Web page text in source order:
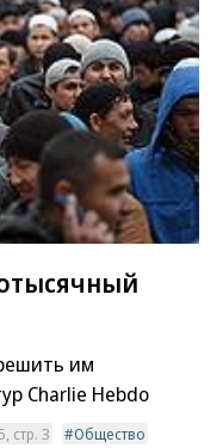
им
Charlie Hebdo
стр. 3
Общество